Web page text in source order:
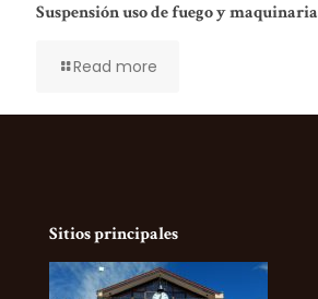
Suspensión uso de fuego y maquinaria
Read more
Sitios principales